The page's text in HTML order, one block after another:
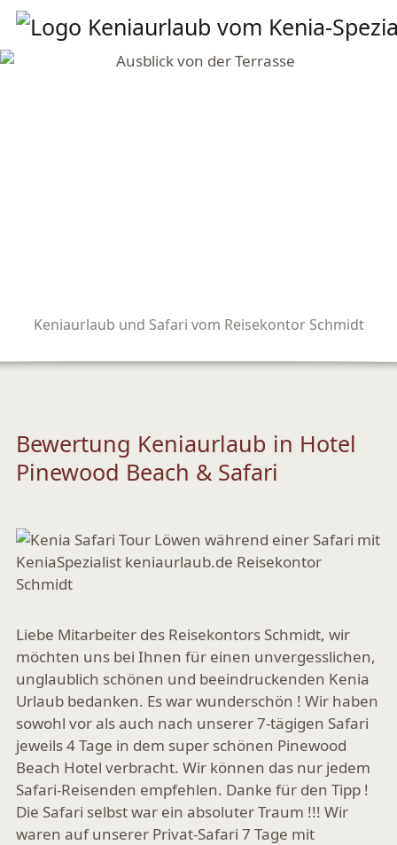
Keniaurlaub und Safari vom Reisekontor Schmidt
Bewertung Keniaurlaub in Hotel
Pinewood Beach & Safari
Liebe Mitarbeiter des Reisekontors Schmidt, wir
möchten uns bei Ihnen für einen unvergesslichen,
unglaublich schönen und beeindruckenden Kenia
Urlaub bedanken. Es war wunderschön ! Wir haben
sowohl vor als auch nach unserer 7-tägigen Safari
jeweils 4 Tage in dem super schönen Pinewood
Beach Hotel verbracht. Wir können das nur jedem
Safari-Reisenden empfehlen. Danke für den Tipp !
Die Safari selbst war ein absoluter Traum !!! Wir
waren auf unserer Privat-Safari 7 Tage mit